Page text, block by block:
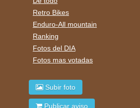
Retro Bikes
Enduro-All mountain
Ranking
Fotos del DIA
Fotos mas votadas
Subir foto
Publicar aviso